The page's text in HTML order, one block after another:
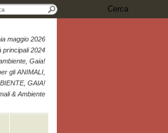
Cerca
maggio 2026
principali 2024
Gaia!
gli ANIMALI,
GAIA!
& Ambiente